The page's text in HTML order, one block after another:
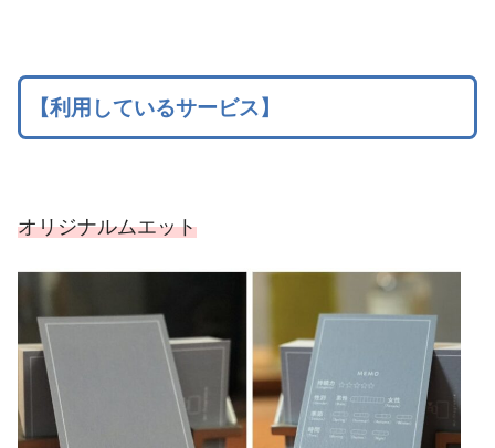
【利用しているサービス】
オリジナルムエット